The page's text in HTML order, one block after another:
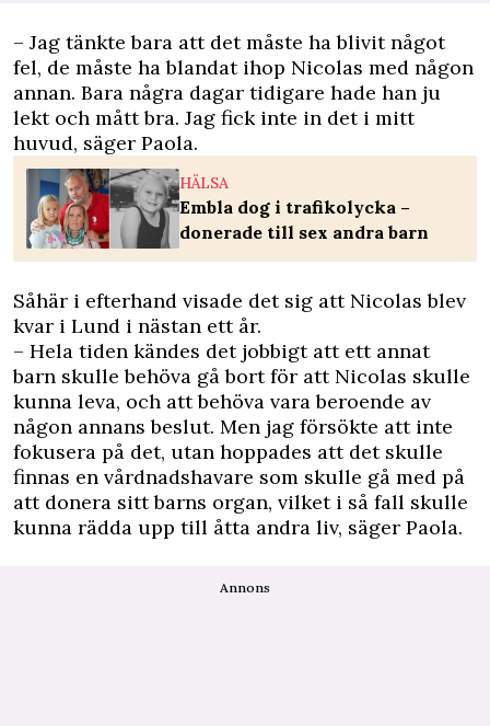
– Jag tänkte bara att det måste ha blivit något
fel, de måste ha blandat ihop Nicolas med någon
annan. Bara några dagar tidigare hade han ju
lekt och mått bra. Jag fick inte in det i mitt
huvud, säger Paola.
HÄLSA
Embla dog i trafikolycka –
donerade till sex andra barn
Såhär i efterhand visade det sig att Nicolas blev
kvar i Lund i nästan ett år.
– Hela tiden kändes det jobbigt att ett annat
barn skulle behöva gå bort för att Nicolas skulle
kunna leva, och att behöva vara beroende av
någon annans beslut. Men jag försökte att inte
fokusera på det, utan hoppades att det skulle
finnas en vårdnadshavare som skulle gå med på
att donera sitt barns organ, vilket i så fall skulle
kunna rädda upp till åtta andra liv, säger Paola.
Annons